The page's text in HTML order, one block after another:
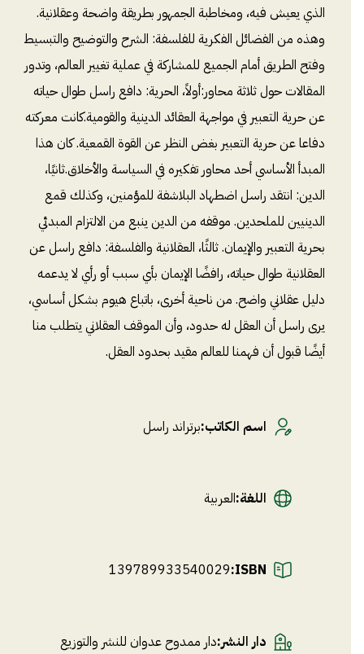
الذي يعيش فيه، ومخاطبة الجمهور بطريقة واضحة وعقلانية.
وهذه من الفضائل الفكرية للفلسفة: الشرح والتوضيح والتبسيط
وفتح الطريق أمام الجميع للمشاركة في عملية تغيير العالم، وتدور
المقالات حول ثلاثة محاور:أولاً، الحرية: دافع راسل طوال حياته
عن حرية التعبير في مواجهة العقائد الدينية والقومية.كانت معركته
دفاعا عن حرية التعبير بغض النظر عن القوة القمعية. كان هذا
المبدأ الأساسي أحد محاور تفكيره في السياسة والأخلاق.ثانيًا،
الدين: انتقد راسل اضطهاد البلاشفة للمؤمنين، وكذلك قمع
الدينيين للملحدين. موقفه من الدين ينبع من الالتزام المبدئي
بحرية التعبير والإيمان. ثالثًا، العقلانية والفلسفة: دافع راسل عن
العقلانية طوال حياته، رافضًا الإيمان بأي سبب أو رأي لا يدعمه
دليل عقلاني واضح. من ناحية أخرى، باتباع هيوم بشكل أساسي،
يرى راسل أن العقل له حدود، وأن الموقف العقلاني يتطلب منا
أيضًا قبول أن فهمنا للعالم مقيد بحدود العقل.
اسم الكاتب:برتراند راسل
اللغة:العربية
ISBN:
139789933540029
دار النشر:دار ممدوح عدوان للنشر والتوزيع